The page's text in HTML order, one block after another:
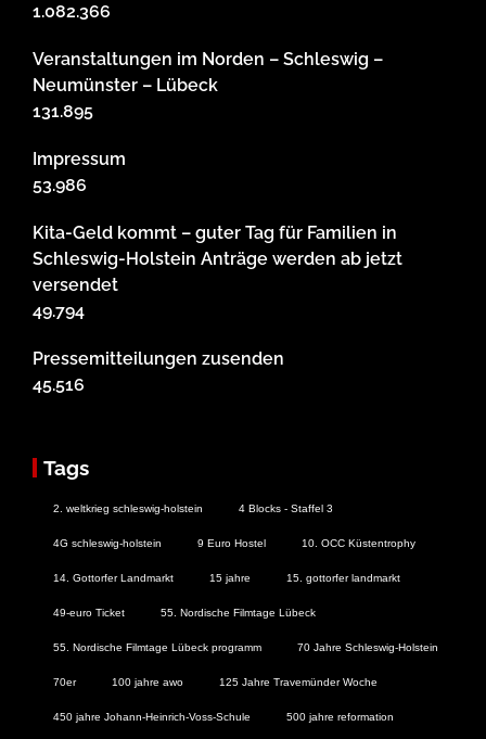
1.082.366
Veranstaltungen im Norden – Schleswig –
Neumünster – Lübeck
131.895
Impressum
53.986
Kita-Geld kommt – guter Tag für Familien in
Schleswig-Holstein Anträge werden ab jetzt
versendet
49.794
Pressemitteilungen zusenden
45.516
Tags
2. weltkrieg schleswig-holstein 4 Blocks - Staffel 3
4G schleswig-holstein 9 Euro Hostel 10. OCC Küstentrophy
14. Gottorfer Landmarkt 15 jahre 15. gottorfer landmarkt
49-euro Ticket 55. Nordische Filmtage Lübeck
55. Nordische Filmtage Lübeck programm 70 Jahre Schleswig-Holstein
70er 100 jahre awo 125 Jahre Travemünder Woche
450 jahre Johann-Heinrich-Voss-Schule 500 jahre reformation